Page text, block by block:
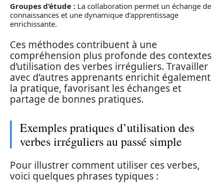
Groupes d’étude : La collaboration permet un échange de
connaissances et une dynamique d’apprentissage
enrichissante.
Ces méthodes contribuent à une
compréhension plus profonde des contextes
d’utilisation des verbes irréguliers. Travailler
avec d’autres apprenants enrichit également
la pratique, favorisant les échanges et
partage de bonnes pratiques.
Exemples pratiques d’utilisation des
verbes irréguliers au passé simple
Pour illustrer comment utiliser ces verbes,
voici quelques phrases typiques :